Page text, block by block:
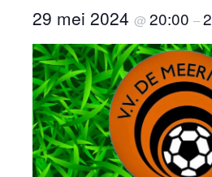
29 mei 2024 @ 20:00 –